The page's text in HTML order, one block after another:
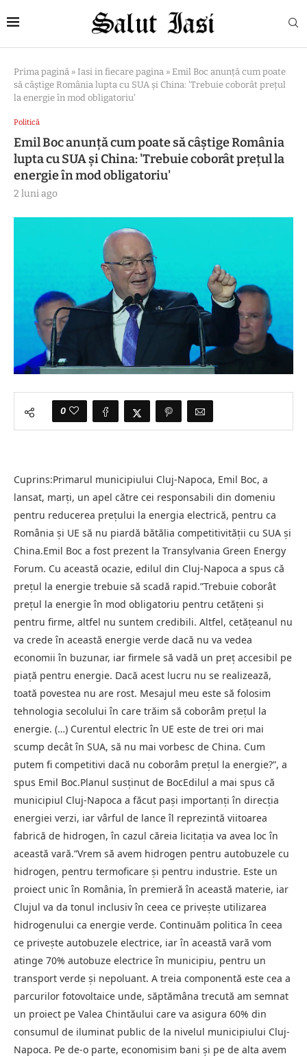
Prima pagină » Iasi in fiecare pagina » Emil Boc anunță cum poate
să câștige România lupta cu SUA și China: 'Trebuie coborât prețul
la energie în mod obligatoriu'
Politică
Emil Boc anunță cum poate să câștige România
lupta cu SUA și China: 'Trebuie coborât prețul la
energie în mod obligatoriu'
2 luni ago
0
Cuprins:Primarul municipiului Cluj-Napoca, Emil Boc, a
lansat, marţi, un apel către cei responsabili din domeniu
pentru reducerea preţului la energia electrică, pentru ca
România şi UE să nu piardă bătălia competitivității cu SUA şi
China.Emil Boc a fost prezent la Transylvania Green Energy
Forum. Cu această ocazie, edilul din Cluj-Napoca a spus că
prețul la energie trebuie să scadă rapid.”Trebuie coborât
preţul la energie în mod obligatoriu pentru cetăţeni şi
pentru firme, altfel nu suntem credibili. Altfel, cetăţeanul nu
va crede în această energie verde dacă nu va vedea
economii în buzunar, iar firmele să vadă un preţ accesibil pe
piaţă pentru energie. Dacă acest lucru nu se realizează,
toată povestea nu are rost. Mesajul meu este să folosim
tehnologia secolului în care trăim să coborâm preţul la
energie. (…) Curentul electric în UE este de trei ori mai
scump decât în SUA, să nu mai vorbesc de China. Cum
putem fi competitivi dacă nu coborâm preţul la energie?”, a
spus Emil Boc.Planul susținut de BocEdilul a mai spus că
municipiul Cluj-Napoca a făcut paşi importanţi în direcţia
energiei verzi, iar vârful de lance îl reprezintă viitoarea
fabrică de hidrogen, în cazul căreia licitaţia va avea loc în
această vară.”Vrem să avem hidrogen pentru autobuzele cu
hidrogen, pentru termoficare şi pentru industrie. Este un
proiect unic în România, în premieră în această materie, iar
Clujul va da tonul inclusiv în ceea ce priveşte utilizarea
hidrogenului ca energie verde. Continuăm politica în ceea
ce privește autobuzele electrice, iar în această vară vom
atinge 70% autobuze electrice în municipiu, pentru un
transport verde şi nepoluant. A treia componentă este cea a
parcurilor fotovoltaice unde, săptămâna trecută am semnat
un proiect pe Valea Chintăului care va asigura 60% din
consumul de iluminat public de la nivelul municipiului Cluj-
Napoca. Pe de-o parte, economisim bani şi pe de alta avem